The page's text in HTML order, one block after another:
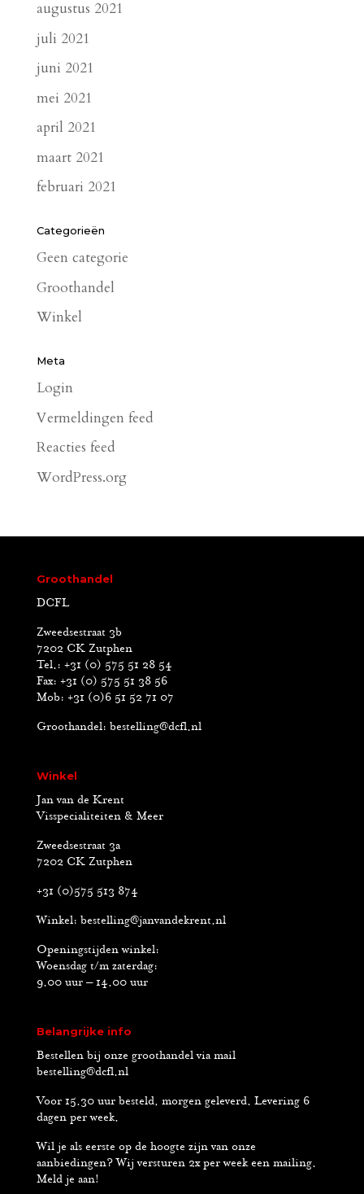
augustus 2021
juli 2021
juni 2021
mei 2021
april 2021
maart 2021
februari 2021
Categorieën
Geen categorie
Groothandel
Winkel
Meta
Login
Vermeldingen feed
Reacties feed
WordPress.org
Groothandel
DCFL
Zweedsestraat 3b
7202 CK Zutphen
Tel.: +31 (0) 575 51 28 54
Fax: +31 (0) 575 51 38 56
Mob: +31 (0)6 51 52 71 07
Groothandel: bestelling@dcfl.nl
Winkel
Jan van de Krent
Visspecialiteiten & Meer
Zweedsestraat 3a
7202 CK Zutphen
+31 (0)575 513 874
Winkel: bestelling@janvandekrent.nl
Openingstijden winkel:
Woensdag t/m zaterdag:
9.00 uur – 14.00 uur
Belangrijke info
Bestellen bij onze groothandel via mail
bestelling@dcfl.nl
Voor 15.30 uur besteld, morgen geleverd. Levering 6
dagen per week.
Wil je als eerste op de hoogte zijn van onze
aanbiedingen? Wij versturen 2x per week een mailing.
Meld je aan!